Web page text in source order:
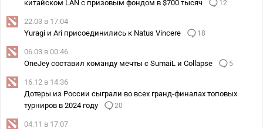
китайском LAN с призовым фондом в $700 тысяч
12
22.03 в 17:04
Yuragi и Ari присоединились к Natus Vincere
18
06.03 в 00:46
OneJey составил команду мечты с SumaiL и Collapse
5
16.12 в 14:36
Дотеры из России сыграли во всех гранд-финалах топовых
турниров в 2024 году
20
04.11 в 17:07